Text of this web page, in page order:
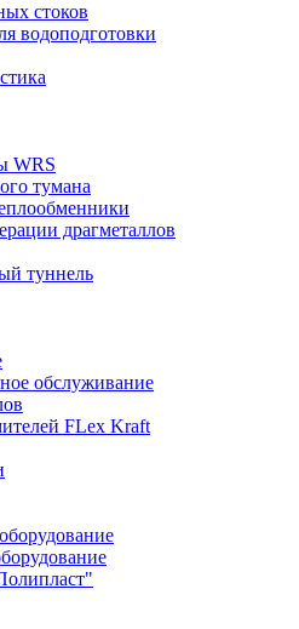
стоков
водоподготовки
WRS
тумана
драгметаллов
туннель
обслуживание
FLex Kraft